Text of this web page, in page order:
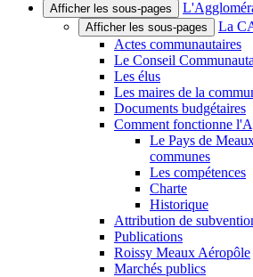
Afficher les sous-pages
Afficher les sous-pages
La
Actes communautaires
Le Conseil
Les élus
Les maires de la
Documents budgétaires
Comment fonctionne
Le Pays de
communes
Les compétences
Charte
Historique
Attribution de
Publications
Roissy Meaux Aéropôle
Marchés publics